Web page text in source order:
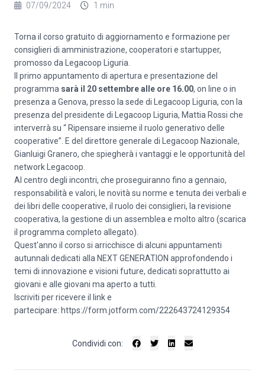
07/09/2024 1 min
Torna il corso gratuito di aggiornamento e formazione per
consiglieri di amministrazione, cooperatori e startupper,
promosso da Legacoop Liguria.
Il primo appuntamento di apertura e presentazione del
programma sarà il 20 settembre alle ore 16.00, on line o in
presenza a Genova, presso la sede di Legacoop Liguria, con la
presenza del presidente di Legacoop Liguria, Mattia Rossi che
interverrà su “ Ripensare insieme il ruolo generativo delle
cooperative”. E del direttore generale di Legacoop Nazionale,
Gianluigi Granero, che spiegherà i vantaggi e le opportunità del
network Legacoop.
Al centro degli incontri, che proseguiranno fino a gennaio,
responsabilità e valori, le novità su norme e tenuta dei verbali e
dei libri delle cooperative, il ruolo dei consiglieri, la revisione
cooperativa, la gestione di un assemblea e molto altro (scarica
il programma completo allegato).
Quest'anno il corso si arricchisce di alcuni appuntamenti
autunnali dedicati alla NEXT GENERATION approfondendo i
temi di innovazione e visioni future, dedicati soprattutto ai
giovani e alle giovani ma aperto a tutti.
Iscriviti per ricevere il link e
partecipare: https://form.jotform.com/222643724129354
Condividi con: